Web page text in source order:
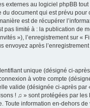
externes au logiciel phpBB
document qui est prévu pour
est de récupérer
pas limité à : la publication de
»), l’enregistrement sur «
envoyez après
unique (désigné ci-
à votre compte
valide (désignée ci-après par
! ♫ » sont protégées par
information en-dehors de